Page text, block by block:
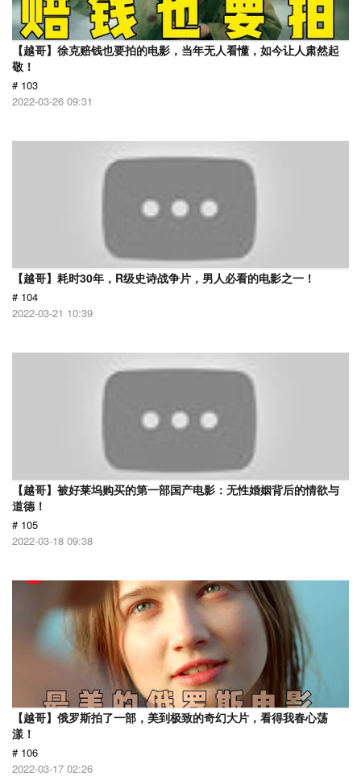
【越哥】徐克赔钱也要拍的电影，当年无人看懂，如今让人肃然起
敬！
# 103
2022-03-26 09:31
【越哥】耗时30年，R级史诗战争片，男人必看的电影之一！
# 104
2022-03-21 10:39
【越哥】被好莱坞购买的第一部国产电影：无性婚姻背后的情欲与
道德！
# 105
2022-03-18 09:38
【越哥】俄罗斯拍了一部，美到极致的奇幻大片，看得我春心荡
漾！
# 106
2022-03-17 02:26